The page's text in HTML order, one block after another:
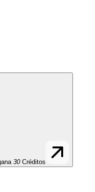
30 Créditos